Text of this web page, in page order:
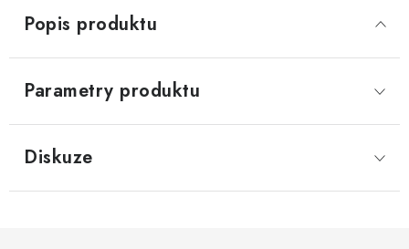
Popis produktu
Parametry produktu
Diskuze